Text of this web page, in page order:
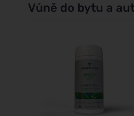
Vůně do bytu a